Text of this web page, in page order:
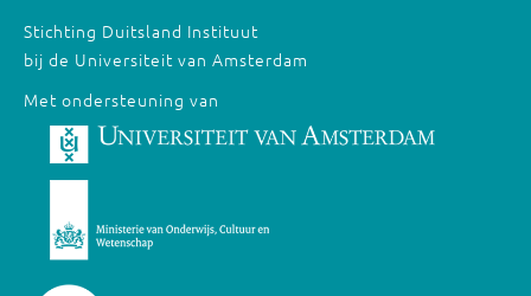
Stichting Duitsland Instituut
bij de Universiteit van Amsterdam
Met ondersteuning van